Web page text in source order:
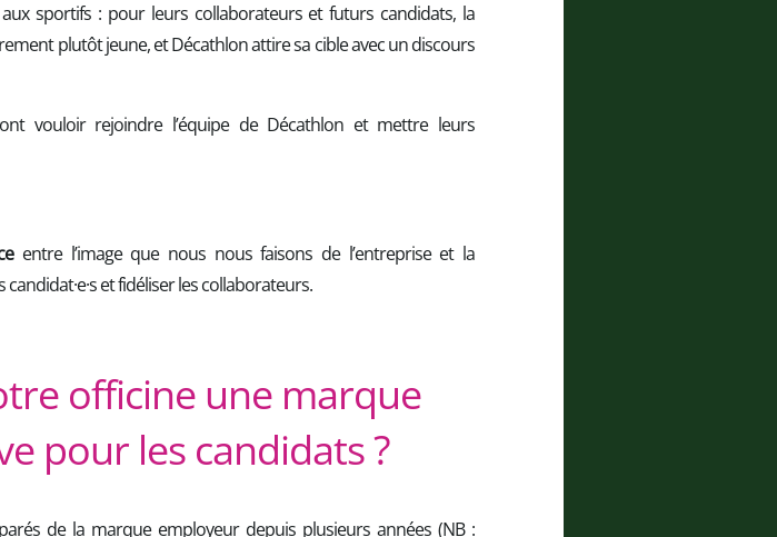
sportifs : pour leurs collaborateurs et futurs candidats, la
plutôt jeune, et Décathlon attire sa cible avec un discours
vouloir rejoindre l’équipe de Décathlon et mettre leurs
entre l’image que nous nous faisons de l’entreprise et la
et fidéliser les collaborateurs.
officine une marque
pour les candidats ?
de la marque employeur depuis plusieurs années (NB :